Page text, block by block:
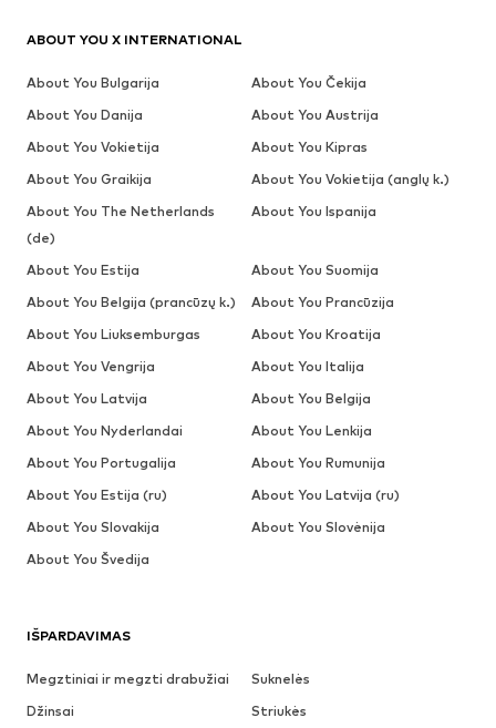
IŠPARDAVIMAS
Megztiniai ir megzti drabužiai
Suknelės
Džinsai
Striukės
ABOUT YOU X INTERNATIONAL
About You Bulgarija
About You Čekija
About You Danija
About You Austrija
About You Vokietija
About You Kipras
About You Graikija
About You Vokietija (anglų k.)
About You The Netherlands
(de)
About You Ispanija
About You Estija
About You Suomija
About You Belgija (prancūzų k.)
About You Prancūzija
About You Liuksemburgas
About You Kroatija
About You Vengrija
About You Italija
About You Latvija
About You Belgija
About You Nyderlandai
About You Lenkija
About You Portugalija
About You Rumunija
About You Estija (ru)
About You Latvija (ru)
About You Slovakija
About You Slovėnija
About You Švedija